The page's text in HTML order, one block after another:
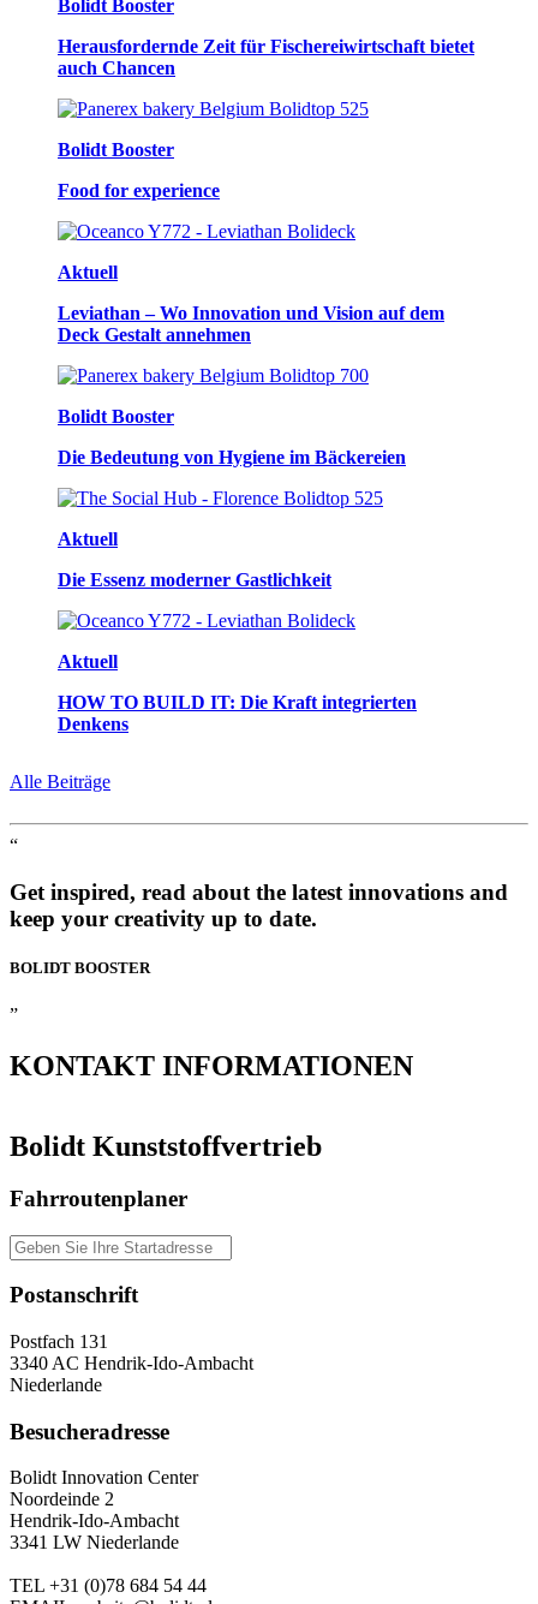
Bolidt Booster
Herausfordernde Zeit für Fischereiwirtschaft bietet
auch Chancen
Bolidt Booster
Food for experience
Aktuell
Leviathan – Wo Innovation und Vision auf dem
Deck Gestalt annehmen
Bolidt Booster
Die Bedeutung von Hygiene im Bäckereien
Aktuell
Die Essenz moderner Gastlichkeit
Aktuell
HOW TO BUILD IT: Die Kraft integrierten
Denkens
Alle Beiträge
“
Get inspired, read about the latest innovations and
keep your creativity up to date.
BOLIDT BOOSTER
”
KONTAKT INFORMATIONEN
Bolidt Kunststoffvertrieb
Fahrroutenplaner
Postanschrift
Postfach 131
3340 AC Hendrik-Ido-Ambacht
Niederlande
Besucheradresse
Bolidt Innovation Center
Noordeinde 2
Hendrik-Ido-Ambacht
3341 LW Niederlande
TEL +31 (0)78 684 54 44